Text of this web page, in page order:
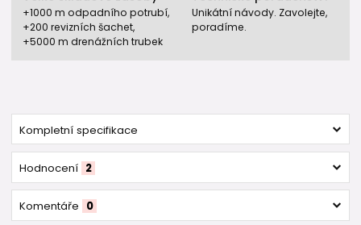
+1000 m odpadního potrubí,
+200 revizních šachet,
+5000 m drenážních trubek
Unikátní návody. Zavolejte,
poradíme.
Kompletní specifikace
Hodnocení 2
Komentáře 0